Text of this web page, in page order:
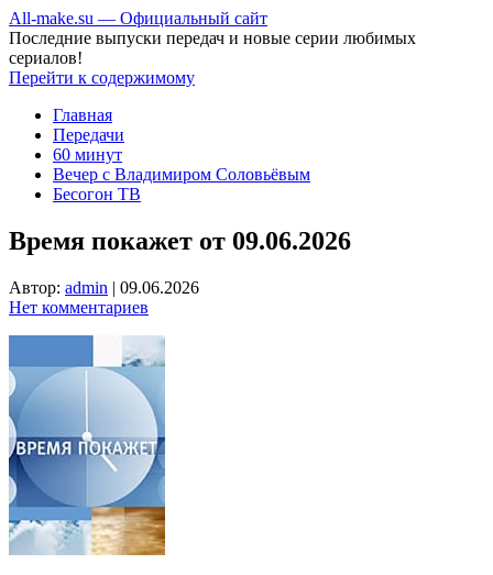
All-make.su — Официальный сайт
Последние выпуски передач и новые серии любимых
сериалов!
Перейти к содержимому
Главная
Передачи
60 минут
Вечер с Владимиром Соловьёвым
Бесогон ТВ
Время покажет от 09.06.2026
Автор: admin | 09.06.2026
Нет комментариев